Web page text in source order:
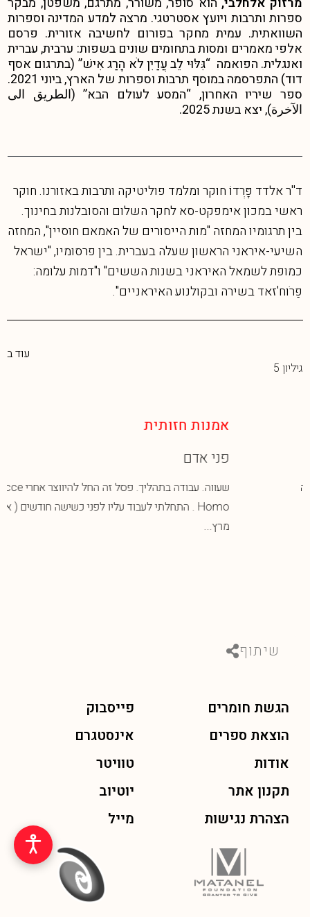
ספרות ותרבות ויועץ אסטרטגי. מרצה למדע המדינה וספרות
השוואתית. עמית מחקר בפורום לחשיבה אזורית. פרסם
אלפי מאמרים ומסות בתחומים שונים בשפות: ערבית, עברית
ואנגלית. הפואמה “גִּלּוּי לֵב עֲדַיִן לֹא הָרַג אִישׁ” (בתרגום אסף
דוד) התפרסמה במוסף תרבות וספרות של הארץ, ביוני 2021.
ספר שיריו האחרון, “המסע לעולם הבא” (الطريق الى
الآخرة), יצא בשנת 2025.
ד''ר אלדד פָּרְדוֹ חוקר ומלמד פוליטיקה ותרבות באזורנו. חוקר
ראשי במכון אימפקט-סא לחקר השלום והסובלנות בחינוך.
בין תרגומיו המחזה "מות הייסורים של האמאם חוסיין", המחזה
השיעי-איראני הראשון שעלה בעברית. בין פרסומיו, "ישראל
כמופת לשמאל האיראני בשנות הששים" ו"דמות עלומה:
פַרֹוח'זאד בשירה ובקולנוע האיראניים".
עוד ב
גיליון 5
אמנות חזותית
שעווה. עבודה בתהליך. פסל זה החל להיווצר אחרי Ecce
Homo . התחלתי לעבוד עליו לפני כשישה חודשים ( אמצע
שיתוף
הגשת חומרים
הוצאת ספרים
אודות
תקנון אתר
הצהרת נגישות
פייסבוק
אינסטגרם
טוויטר
יוטיוב
מייל